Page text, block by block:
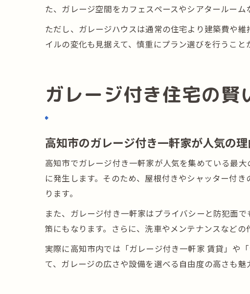
た、ガレージ空間をカフェスペースやシアタールーム
ただし、ガレージハウスは通常の住宅より建築費や
イルの変化も見据えて、慎重にプラン選びを行うこと
ガレージ付き住宅の賢
高知市のガレージ付き一軒家が人気の理
高知市でガレージ付き一軒家が人気を集めている最
に発生します。そのため、屋根付きやシャッター付
ります。
また、ガレージ付き一軒家はプライバシーと防犯面
策にもなります。さらに、洗車やメンテナンスなど
実際に高知市内では「ガレージ付き一軒家 賃貸」や
て、ガレージの広さや設備を選べる自由度の高さも魅